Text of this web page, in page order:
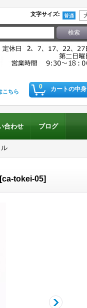
文字サイズ:
0 カートの中身
こちら
合わせ ブログ
[ca-tokei-05]